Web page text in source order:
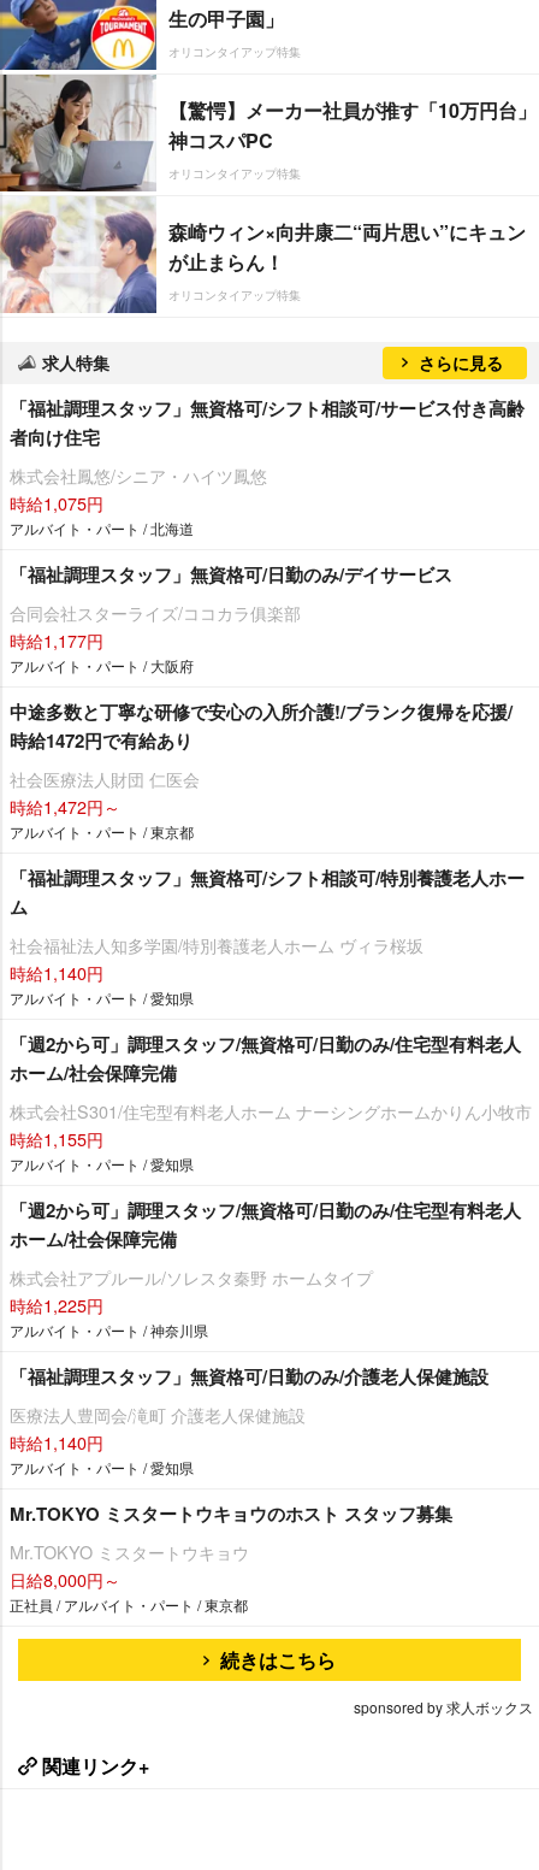
生の甲子園」
オリコンタイアップ特集
【驚愕】メーカー社員が推す「10万円台」
神コスパPC
オリコンタイアップ特集
森崎ウィン×向井康二“両片思い”にキュン
が止まらん！
オリコンタイアップ特集
求人特集 さらに見る
「福祉調理スタッフ」無資格可/シフト相談可/サービス付き高齢
者向け住宅
株式会社鳳悠/シニア・ハイツ鳳悠
時給1,075円
アルバイト・パート / 北海道
「福祉調理スタッフ」無資格可/日勤のみ/デイサービス
合同会社スターライズ/ココカラ俱楽部
時給1,177円
アルバイト・パート / 大阪府
中途多数と丁寧な研修で安心の入所介護!/ブランク復帰を応援/
時給1472円で有給あり
社会医療法人財団 仁医会
時給1,472円～
アルバイト・パート / 東京都
「福祉調理スタッフ」無資格可/シフト相談可/特別養護老人ホー
ム
社会福祉法人知多学園/特別養護老人ホーム ヴィラ桜坂
時給1,140円
アルバイト・パート / 愛知県
「週2から可」調理スタッフ/無資格可/日勤のみ/住宅型有料老人
ホーム/社会保障完備
株式会社S301/住宅型有料老人ホーム ナーシングホームかりん小牧市
時給1,155円
アルバイト・パート / 愛知県
「週2から可」調理スタッフ/無資格可/日勤のみ/住宅型有料老人
ホーム/社会保障完備
株式会社アプルール/ソレスタ秦野 ホームタイプ
時給1,225円
アルバイト・パート / 神奈川県
「福祉調理スタッフ」無資格可/日勤のみ/介護老人保健施設
医療法人豊岡会/滝町 介護老人保健施設
時給1,140円
アルバイト・パート / 愛知県
Mr.TOKYO ミスタートウキョウのホスト スタッフ募集
Mr.TOKYO ミスタートウキョウ
日給8,000円～
正社員 / アルバイト・パート / 東京都
続きはこちら
sponsored by 求人ボックス
関連リンク+